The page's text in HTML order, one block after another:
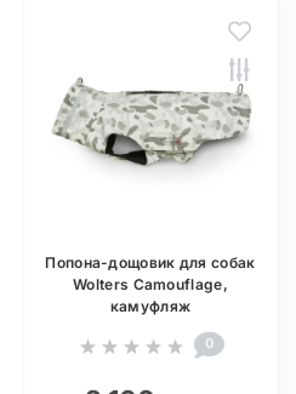
Попона-дощовик для собак
Wolters Camouflage,
камуфляж
0